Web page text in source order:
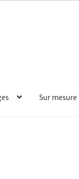
Sur mesure